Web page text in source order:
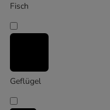
Beaphar
Best Nature
Fisch
Geflügel